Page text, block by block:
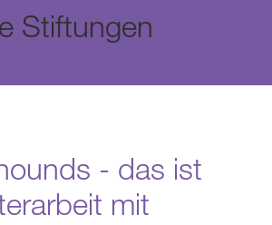
Stiftungen
- das ist
mit